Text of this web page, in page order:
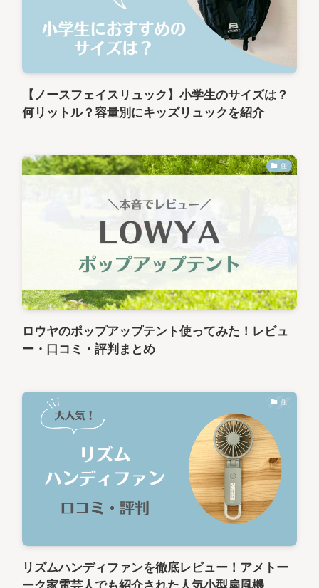
【ノースフェイスリュック】小学生のサイズは？
何リットル？容量別にキッズリュックを紹介
住
ロウヤのポップアップテント使ってみた！レビュ
ー・口コミ・評判まとめ
住
リズムハンディファンを徹底レビュー！アメトー
ーク家電芸人でも紹介された人気小型扇風機